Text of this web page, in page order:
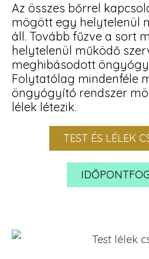
Az összes bőrrel
mögött egy helytelenül
áll. Tovább fűzve a sort
helytelenül működő
meghibásodott
Folytatólag mindenféle
öngyógyító rendszer
lélek létezik.
TEST ÉS LÉLEK